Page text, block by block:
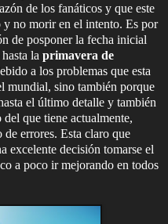
de los fanáticos y que este
no morir en el intento. Es por
de posponer la fecha inicial
la primavera de
a los problemas que esta
mundial, sino también porque
el último detalle y también
que tiene actualmente,
errores. Esta claro que
excelente decisión tomarse el
a poco ir mejorando en todos